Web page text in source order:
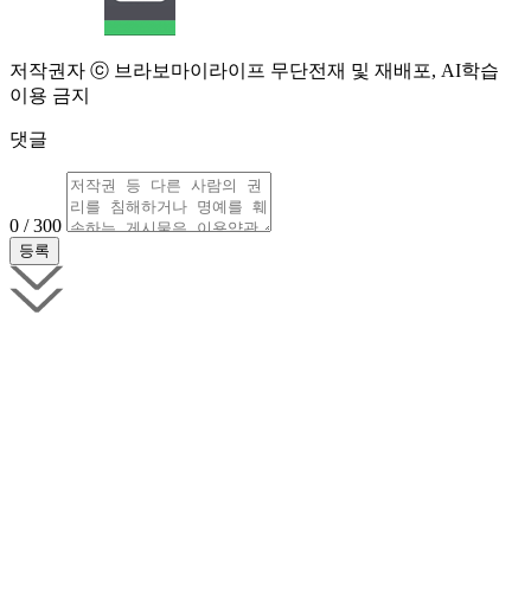
저작권자 ⓒ 브라보마이라이프 무단전재 및 재배포, AI학습
이용 금지
댓글
0 / 300